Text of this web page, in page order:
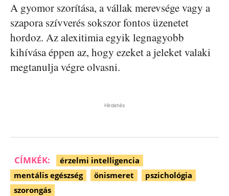
A gyomor szorítása, a vállak merevsége vagy a
szapora szívverés sokszor fontos üzenetet
hordoz. Az alexitimia egyik legnagyobb
kihívása éppen az, hogy ezeket a jeleket valaki
megtanulja végre olvasni.
Hirdetés
CÍMKÉK:
érzelmi intelligencia
mentális egészség
önismeret
pszichológia
szorongás